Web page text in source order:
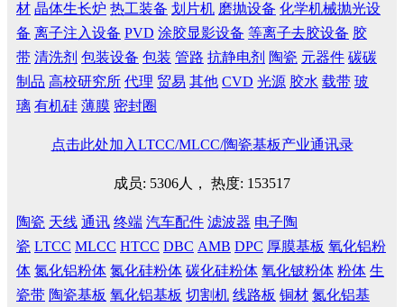
材 晶体生长炉 热工装备 划片机 磨抛设备 化学机械抛光设
备 离子注入设备 PVD 涂胶显影设备 等离子去胶设备 胶
带 清洗剂 包装设备 包装 管路 抗静电剂 陶瓷 元器件 碳碳
制品 高校研究所 代理 贸易 其他 CVD 光源 胶水 载带 玻
璃 有机硅 薄膜 密封圈
点击此处加入LTCC/MLCC/陶瓷基板产业通讯录
成员: 5306人， 热度: 153517
陶瓷 天线 通讯 终端 汽车配件 滤波器 电子陶
瓷 LTCC MLCC HTCC DBC AMB DPC 厚膜基板 氧化铝粉
体 氮化铝粉体 氮化硅粉体 碳化硅粉体 氧化铍粉体 粉体 生
瓷带 陶瓷基板 氧化铝基板 切割机 线路板 铜材 氮化铝基